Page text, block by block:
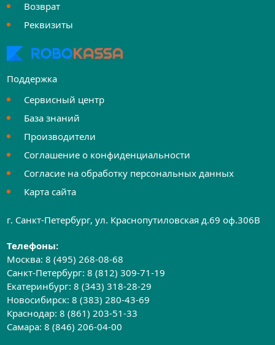
Возврат
Реквизиты
Поддержка
Сервисный центр
База знаний
Производители
Соглашение о конфиденциальности
Согласие на обработку персональных данных
Карта сайта
г. Санкт-Петербург, ул. Краснопутиловская д.69 оф.306B
Телефоны:
Москва:8 (495) 268-08-68
Санкт-Петербург:8 (812) 309-71-19
Екатеринбург:8 (343) 318-28-29
Новосибирск:8 (383) 280-43-69
Краснодар:8 (861) 203-51-33
Самара:8 (846) 206-04-00